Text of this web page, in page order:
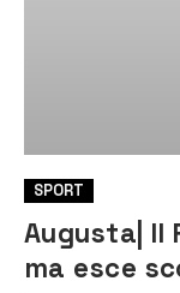
SPORT
Augusta| Il
ma esce